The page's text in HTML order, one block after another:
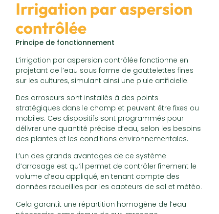
Irrigation par aspersion
contrôlée
Principe de fonctionnement
L’irrigation par aspersion contrôlée fonctionne en
projetant de l’eau sous forme de gouttelettes fines
sur les cultures, simulant ainsi une pluie artificielle.
Des arroseurs sont installés à des points
stratégiques dans le champ et peuvent être fixes ou
mobiles. Ces dispositifs sont programmés pour
délivrer une quantité précise d’eau, selon les besoins
des plantes et les conditions environnementales.
L’un des grands avantages de ce système
d’arrosage est qu’il permet de contrôler finement le
volume d’eau appliqué, en tenant compte des
données recueillies par les capteurs de sol et météo.
Cela garantit une répartition homogène de l’eau